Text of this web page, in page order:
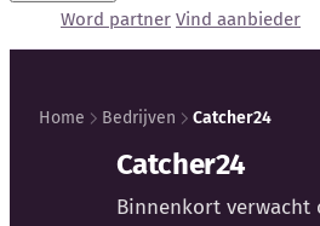
Word partner Vind aanbieder
Home Bedrijven Catcher24
Catcher24
Binnenkort verwacht